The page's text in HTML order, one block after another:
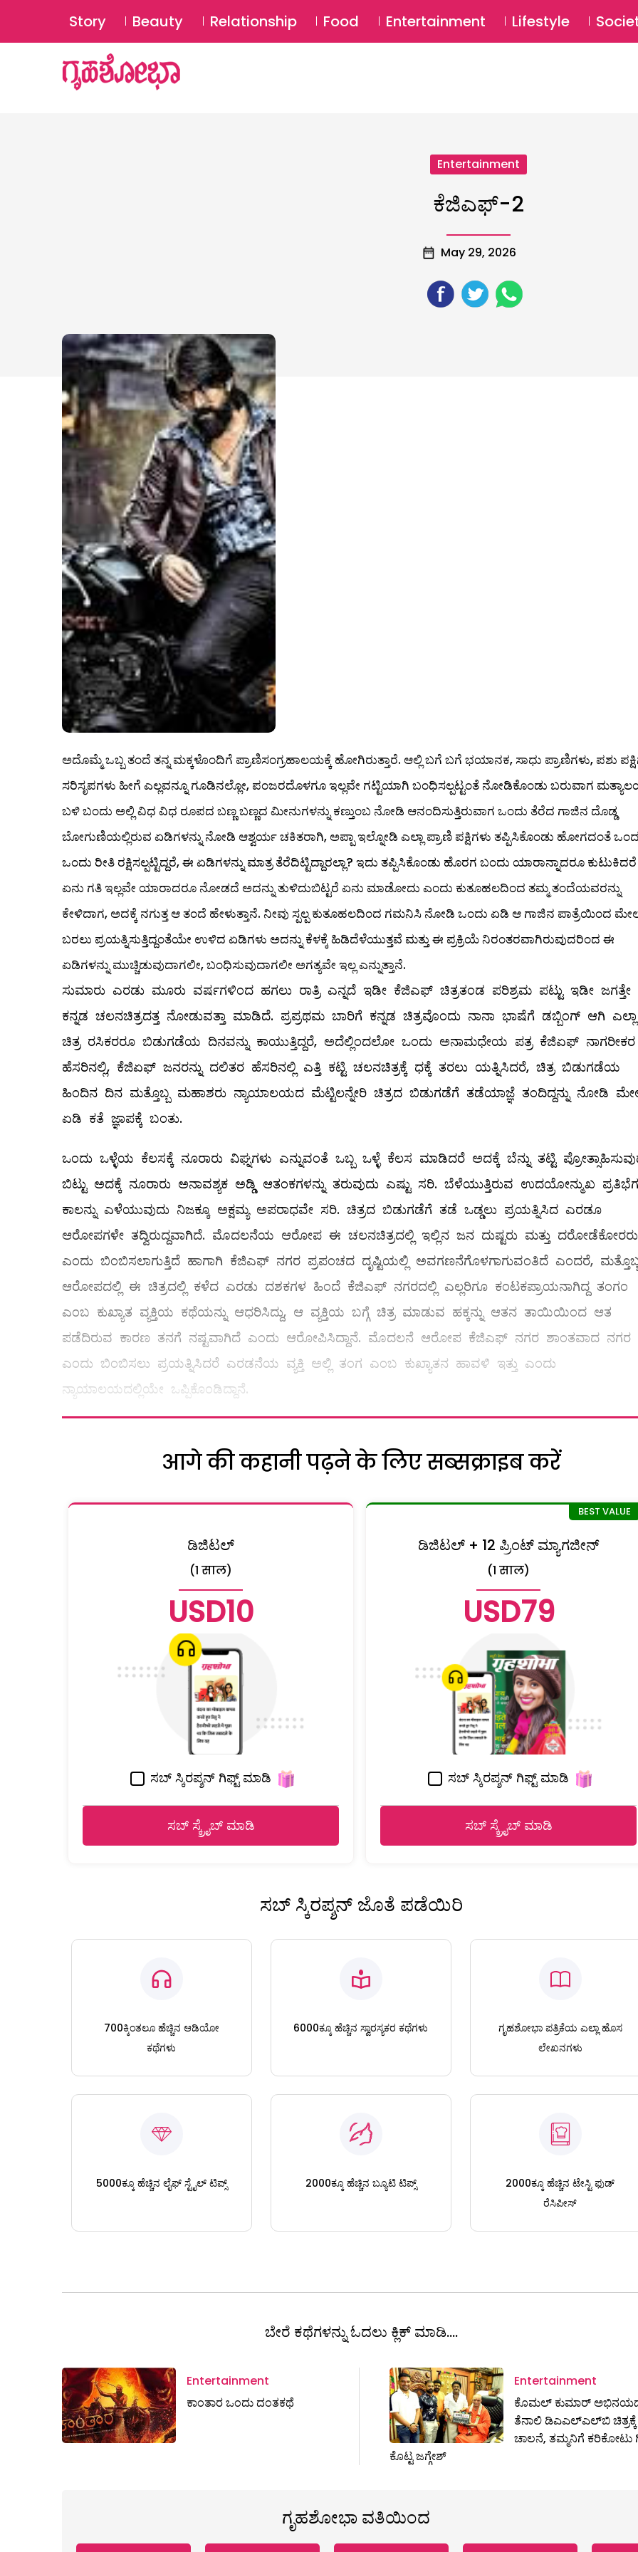
Story Beauty Relationship Food Entertainment Lifestyle
Entertainment
ಕೆಜಿಎಫ್-2
May 29, 2026
ಅದೊಮ್ಮೆ ಒಬ್ಬ ತಂದೆ ತನ್ನ ಮಕ್ಕಳೊಂದಿಗೆ ಪ್ರಾಣಿಸಂಗ್ರಹಾಲಯಕ್ಕೆ ಹೋಗಿರುತ್ತಾರೆ. ಆಲ್ಲಿ ಬಗೆ ಬಗೆ ಭಯಾನಕ, ಸಾಧು ಪ್ರಾಣಿಗಳು, ಪಶು
ಸರಿಸೃಪಗಳು ಹೀಗೆ ಎಲ್ಲವನ್ನೂ ಗೂಡಿನಲ್ಲೋ‍, ಪಂಜರದೊಳಗೂ ಇಲ್ಲವೇ ಗಟ್ಟಿಯಾಗಿ ಬಂಧಿಸಲ್ಪಟ್ಟಂತೆ ನೋಡಿಕೊಂಡು ಬರುವಾಗ
ಬಳಿ ಬಂದು ಅಲ್ಲಿ ವಿಧ ವಿಧ ರೂಪದ ಬಣ್ಣ ಬಣ್ಣದ ಮೀನುಗಳನ್ನು ಕಣ್ತುಂಬ ನೋಡಿ ಆನಂದಿಸುತ್ತಿರುವಾಗ ಒಂದು ತೆರೆದ ಗಾಜಿನ ದೊಡ್ಡ
ಬೋಗುಣಿಯಲ್ಲಿರುವ ಏಡಿಗಳನ್ನು ನೋಡಿ ಆಶ್ವರ್ಯ ಚಕಿತರಾಗಿ, ಅಪ್ಪಾ ಇಲ್ನೋಡಿ ಎಲ್ಲಾ ಪ್ರಾಣಿ ಪಕ್ಷಿಗಳು ತಪ್ಪಿಸಿಕೊಂಡು ಹೋಗದಂತೆ
ಒಂದು ರೀತಿ ರಕ್ಷಿಸಲ್ಪಟ್ಟಿದ್ದರೆ, ಈ ಏಡಿಗಳನ್ನು ಮಾತ್ರ ತೆರೆದಿಟ್ಟಿದ್ದಾರಲ್ಲಾ? ಇದು ತಪ್ಪಿಸಿಕೊಂಡು ಹೊರಗ ಬಂದು ಯಾರಾನ್ನಾದರೂ ಕುಟುಕಿದರೆ
ಏನು ಗತಿ ಇಲ್ಲವೇ ಯಾರಾದರೂ ನೋಡದೆ ಅದನ್ನು ತುಳಿದುಬಿಟ್ಟರೆ ಏನು ಮಾಡೋದು ಎಂದು ಕುತೂಹಲದಿಂದ ತಮ್ಮ ತಂದೆಯವರನ್ನು
ಕೇಳಿದಾಗ, ಅದಕ್ಕೆ ನಗುತ್ತ ಆ ತಂದೆ ಹೇಳುತ್ತಾನೆ. ನೀವು ಸ್ಪಲ್ಪ ಕುತೂಹಲದಿಂದ ಗಮನಿಸಿ ನೋಡಿ ಒಂದು ಏಡಿ ಆ ಗಾಜಿನ ಪಾತ್ರೆಯಿಂದ
ಬರಲು ಪ್ರಯತ್ನಿಸುತ್ತಿದ್ದಂತೆಯೇ ಉಳಿದ ಏಡಿಗಳು ಅದನ್ನು ಕೆಳಕ್ಕೆ ಹಿಡಿದೆಳೆಯುತ್ತವೆ ಮತ್ತು ಈ ಪ್ರಕ್ರಿಯೆ ನಿರಂತರವಾಗಿರುವುದರಿಂದ ಈ
ಏಡಿಗಳನ್ನು ಮುಚ್ಚಿಡುವುದಾಗಲೀ, ಬಂಧಿಸುವುದಾಗಲೀ ಅಗತ್ಯವೇ ಇಲ್ಲ ಎನ್ನುತ್ತಾನೆ.
ಸುಮಾರು ಎರಡು ಮೂರು ವರ್ಷಗಳಿಂದ ಹಗಲು ರಾತ್ರಿ ಎನ್ನದೆ ಇಡೀ ಕೆಜಿಎಫ್ ಚಿತ್ರತಂಡ ಪರಿಶ್ರಮ ಪಟ್ಟು ಇಡೀ
ಕನ್ನಡ ಚಲನಚಿತ್ರದತ್ತ ನೋಡುವತ್ತಾ ಮಾಡಿದೆ. ಪ್ರಪ್ರಥಮ ಬಾರಿಗೆ ಕನ್ನಡ ಚಿತ್ರವೊಂದು ನಾನಾ ಭಾಷೆಗೆ ಡಬ್ಬಿಂಗ್ ಆಗಿ ಎಲ್ಲಾ
ಚಿತ್ರ ರಸಿಕರರೂ ಬಿಡುಗಡೆಯ ದಿನವನ್ನು ಕಾಯುತ್ತಿದ್ದರೆ, ಅದೆಲ್ಲಿಂದಲೋ ಒಂದು ಅನಾಮಧೇಯ ಪತ್ರ ಕೆಜಿಏಫ್ ನಾಗರೀಕರ
ಹೆಸರಿನಲ್ಲಿ, ಕೆಜಿಏಫ್ ಜನರನ್ನು ದಲಿತರ ಹೆಸರಿನಲ್ಲಿ ಎತ್ತಿ ಕಟ್ಟಿ ಚಲನಚಿತ್ರಕ್ಕೆ ಧಕ್ಕೆ ತರಲು ಯತ್ನಿಸಿದರೆ, ಚಿತ್ರ ಬಿಡುಗಡೆಯ
ಹಿಂದಿನ ದಿನ ಮತ್ತೊಬ್ಬ ಮಹಾಶರು ನ್ಯಾಯಾಲಯದ ಮೆಟ್ಟಿಲನ್ನೇರಿ ಚಿತ್ರದ ಬಿಡುಗಡೆಗೆ ತಡೆಯಾಜ್ಞೆ ತಂದಿದ್ದನ್ನು ನೋಡಿ
ಏಡಿ ಕತೆ ಜ್ಞಾಪಕ್ಕೆ ಬಂತು.
ಒಂದು ಒಳ್ಳೆಯ ಕೆಲಸಕ್ಕೆ ನೂರಾರು ವಿಘ್ನಗಳು ಎನ್ನುವಂತೆ ಒಬ್ಬ ಒಳ್ಳೆ ಕೆಲಸ ಮಾಡಿದರೆ ಅದಕ್ಕೆ ಬೆನ್ನು ತಟ್ಟಿ
ಬಿಟ್ಟು ಅದಕ್ಕೆ ನೂರಾರು ಅನಾವಶ್ಯಕ ಅಡ್ಡಿ ಆತಂಕಗಳನ್ನು ತರುವುದು ಎಷ್ಟು ಸರಿ. ಬೆಳೆಯುತ್ತಿರುವ ಉದಯೋನ್ಮುಖ
ಕಾಲನ್ನು ಎಳೆಯುವುದು ನಿಜಕ್ಕೂ ಅಕ್ಷಮ್ಯ ಅಪರಾಧವೇ ಸರಿ. ಚಿತ್ರದ ಬಿಡುಗಡೆಗೆ ತಡೆ ಒಡ್ಡಲು ಪ್ರಯತ್ನಿಸಿದ ಎರಡೂ
ಆರೋಪಗಳೇ ತದ್ವಿರುದ್ದವಾಗಿದೆ. ಮೊದಲನೆಯ ಆರೋಪ ಈ ಚಲನಚಿತ್ರದಲ್ಲಿ ಇಲ್ಲಿನ ಜನ ದುಷ್ಟರು ಮತ್ತು ದರೋಡೆಕೋರರು
ಎಂದು ಬಿಂಬಿಸಲಾಗುತ್ತಿದೆ ಹಾಗಾಗಿ ಕೆಜಿಎಫ್ ನಗರ ಪ್ರಪಂಚದ ದೃಷ್ಟಿಯಲ್ಲಿ ಅವಗಣನೆಗೊಳಗಾಗುವಂತಿದೆ ಎಂದರೆ,
ಆರೋಪದಲ್ಲಿ ಈ ಚಿತ್ರದಲ್ಲಿ ಕಳೆದ ಎರಡು ದಶಕಗಳ ಹಿಂದೆ ಕೆಜಿಎಫ್ ನಗರದಲ್ಲಿ ಎಲ್ಲರಿಗೂ ಕಂಟಕಪ್ರಾಯನಾಗಿದ್ದ ತಂಗಂ
ಎಂಬ ಕುಖ್ಯಾತ ವ್ಯಕ್ತಿಯ ಕಥೆಯನ್ನು ಆಧರಿಸಿದ್ದು, ಆ ವ್ಯಕ್ತಿಯ ಬಗ್ಗೆ ಚಿತ್ರ ಮಾಡುವ ಹಕ್ಕನ್ನು ಆತನ ತಾಯಿಯಿಂದ ಆತ
ಪಡೆದಿರುವ ಕಾರಣ ತನಗೆ ನಷ್ಟವಾಗಿದೆ ಎಂದು ಆರೋಪಿಸಿದ್ದಾನೆ. ಮೊದಲನೆ ಆರೋಪ ಕೆಜಿಎಫ್ ನಗರ ಶಾಂತವಾದ ನಗರ
ಎಂದು ಬಿಂಬಿಸಲು ಪ್ರಯತ್ನಿಸಿದರೆ ಎರಡನೆಯ ವ್ಯಕ್ತಿ ಅಲ್ಲಿ ತಂಗ ಎಂಬ ಕುಖ್ಯಾತನ ಹಾವಳಿ ಇತ್ತು ಎಂದು
ನ್ಯಾಯಾಲಯದಲ್ಲಿಯೇ ಒಪ್ಪಿಕೊಂಡಿದ್ದಾನೆ.
आगे की कहानी पढ़ने के लिए सब्सक्राइब करें
ಡಿಜಿಟಲ್
(1 साल)
USD10
ಸಬ್ ಸ್ಕಿರಪ್ಶನ್ ಗಿಫ್ಟ್ ಮಾಡಿ
ಸಬ್ ಸ್ಕ್ರೈಬ್ ಮಾಡಿ
ಡಿಜಿಟಲ್ + 12 ಪ್ರಿಂಟ್ ಮ್ಯಾಗಜೀನ್
(1 साल)
USD79
ಸಬ್ ಸ್ಕಿರಪ್ಶನ್ ಗಿಫ್ಟ್ ಮಾಡಿ
ಸಬ್ ಸ್ಕ್ರೈಬ್ ಮಾಡಿ
ಸಬ್ ಸ್ಕಿರಪ್ಶನ್ ಜೊತೆ ಪಡೆಯಿರಿ
700ಕ್ಕಿಂತಲೂ ಹೆಚ್ಚಿನ ಆಡಿಯೋ
ಕಥೆಗಳು
6000ಕ್ಕೂ ಹೆಚ್ಚಿನ ಸ್ವಾರಸ್ಯಕರ ಕಥೆಗಳು
ಗೃಹಶೋಭಾ ಪತ್ರಿಕೆಯ ಎಲ್ಲಾ ಹೊಸ
ಲೇಖನಗಳು
5000ಕ್ಕೂ ಹೆಚ್ಚಿನ ಲೈಫ್ ಸ್ಟೈಲ್ ಟಿಪ್ಸ್ 2000ಕ್ಕೂ ಹೆಚ್ಚಿನ ಬ್ಯೂಟಿ ಟಿಪ್ಸ್
2000ಕ್ಕೂ ಹೆಚ್ಚಿನ ಟೇಸ್ಟಿ ಫುಡ್
ರೆಸಿಪೀಸ್
ಬೇರೆ ಕಥೆಗಳನ್ನು ಓದಲು ಕ್ಲಿಕ್ ಮಾಡಿ....
Entertainment
ಕಾಂತಾರ ಒಂದು ದಂತಕಥೆ
Entertainment
ಕೊಮಲ್ ಕುಮಾರ್
ತೆನಾಲಿ ಡಿಎಎಲ್‌ಎಲ್‌ಬಿ ಚಿತ್ರಕ್ಕೆ
ಚಾಲನೆ, ತಮ್ಮನಿಗೆ ಕರಿಕೋಟು
ಕೊಟ್ಟ ಜಗ್ಗೇಶ್
ಗೃಹಶೋಭಾ ವತಿಯಿಂದ